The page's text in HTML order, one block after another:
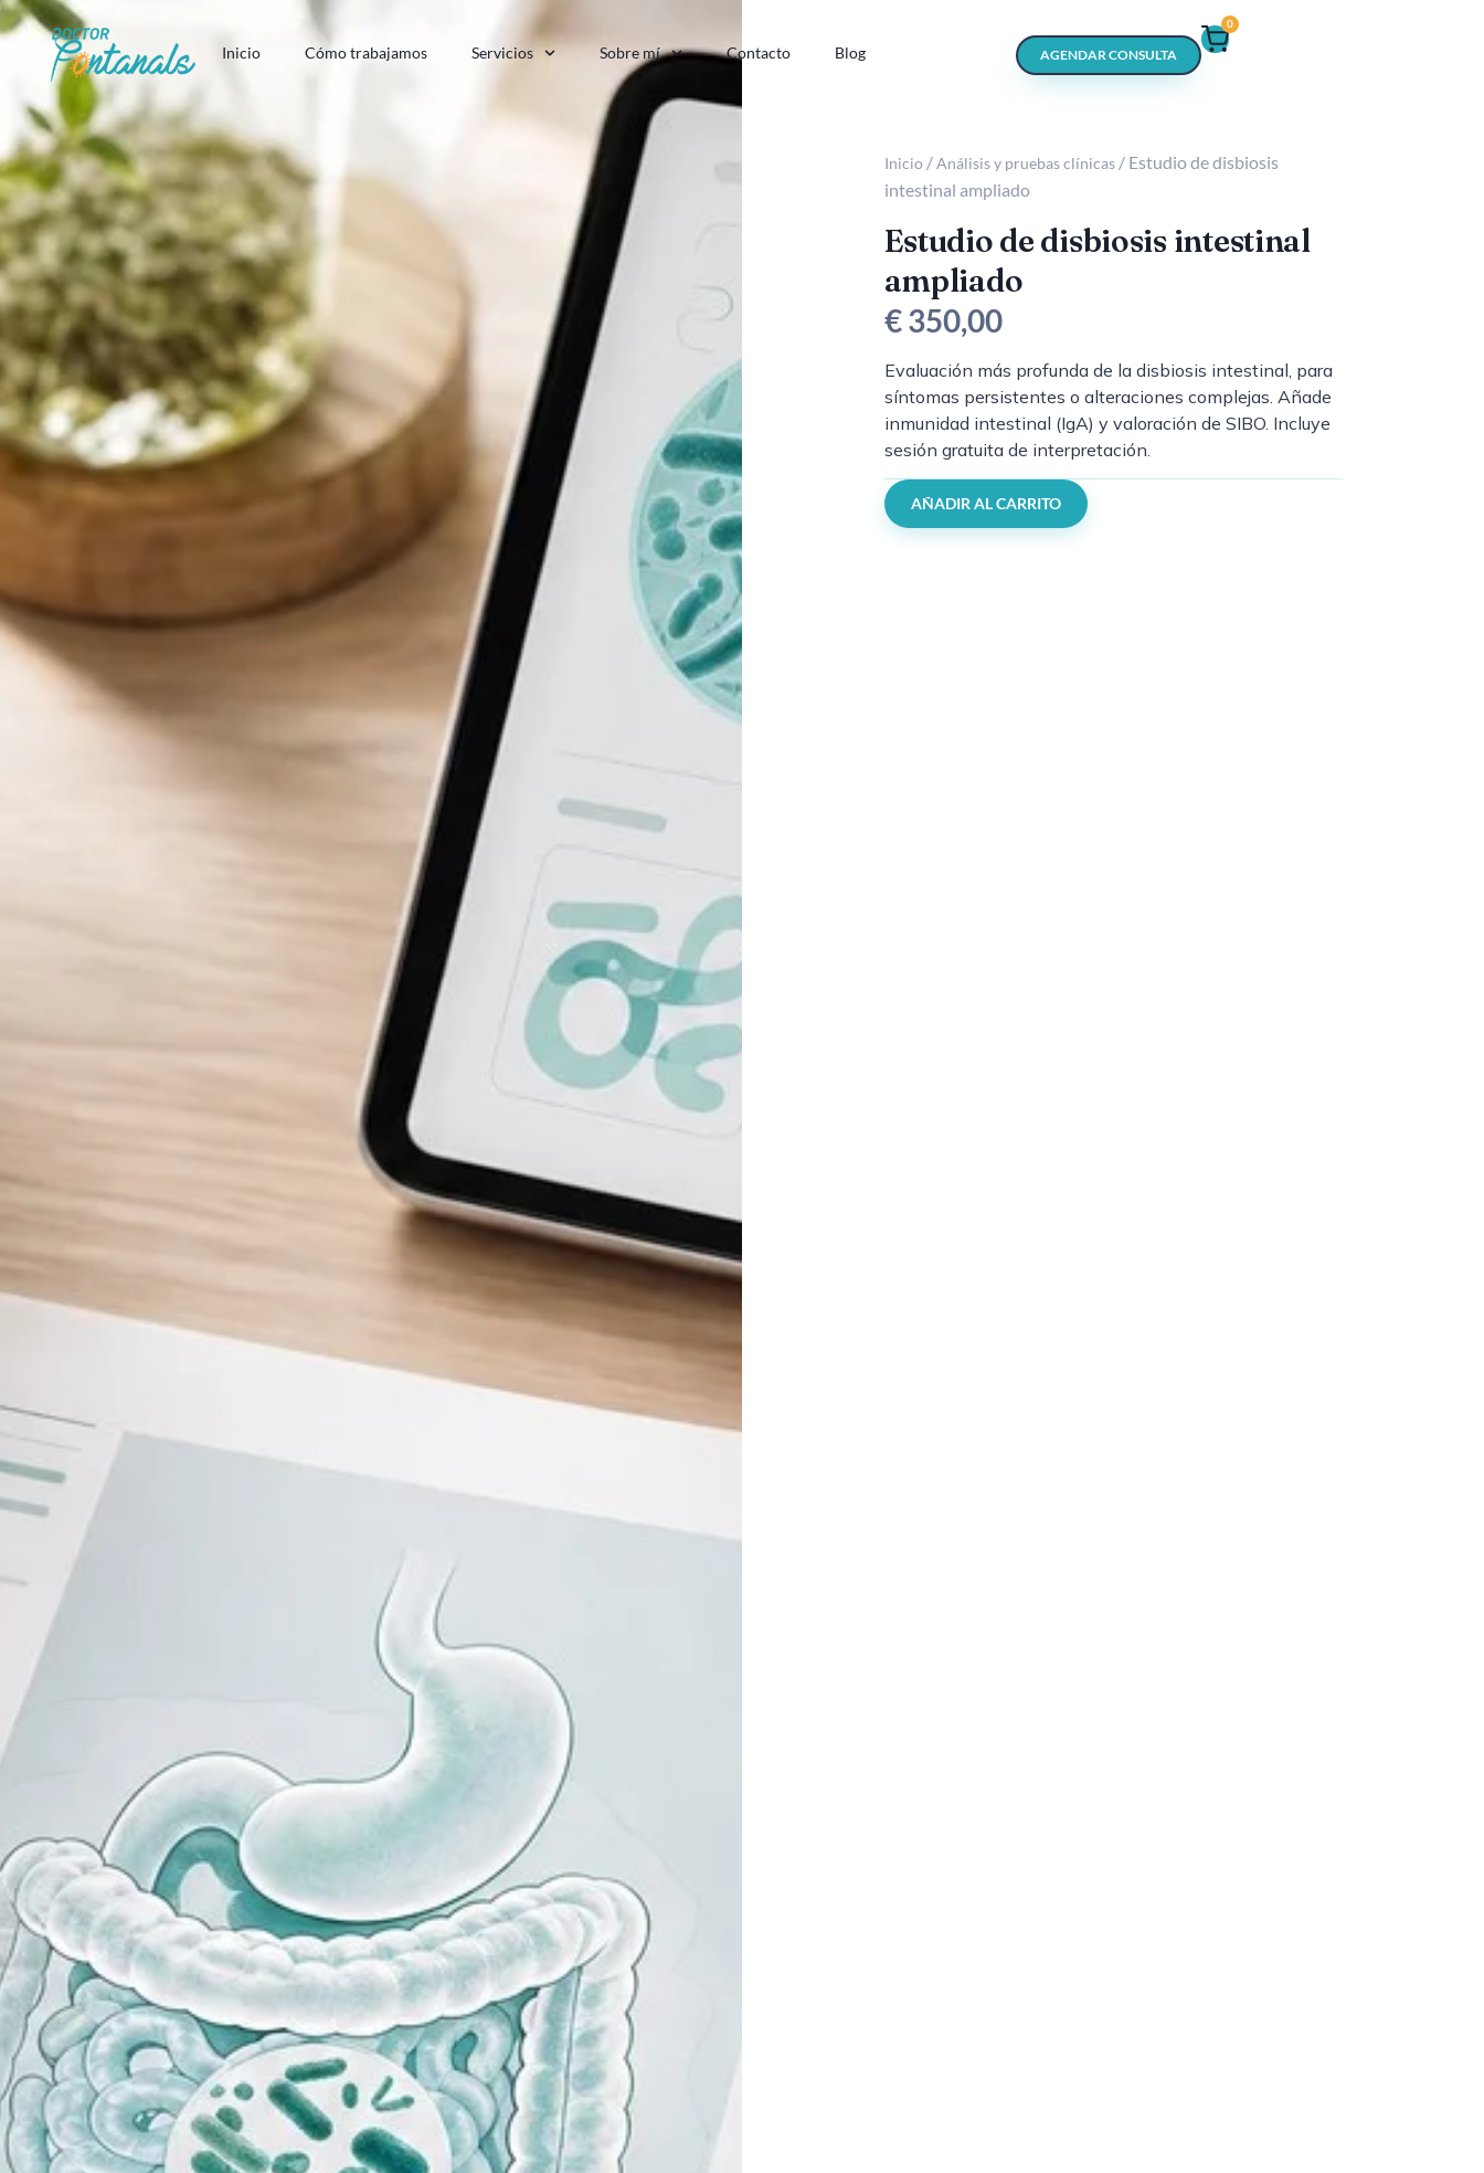
Inicio Cómo trabajamos Servicios Sobre mí Contacto Blog AGENDAR CONSULTA
0
Inicio/Análisis y pruebas clínicas/ Estudio de disbiosis
intestinal ampliado
Estudio de disbiosis intestinal
ampliado
€350,00
Evaluación más profunda de la disbiosis intestinal, para
síntomas persistentes o alteraciones complejas. Añade
inmunidad intestinal (IgA) y valoración de SIBO. Incluye
sesión gratuita de interpretación.
AÑADIR AL CARRITO